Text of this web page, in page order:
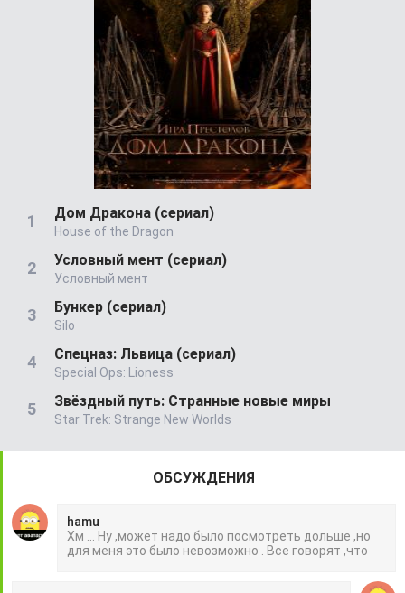
Дом Дракона (сериал)
House of the Dragon
Условный мент (сериал)
Условный мент
Бункер (сериал)
Silo
Спецназ: Львица (сериал)
Special Ops: Lioness
Звёздный путь: Странные новые миры
Star Trek: Strange New Worlds
ОБСУЖДЕНИЯ
hamu
Хм ... Ну ,может надо было посмотреть дольше ,но
для меня это было невозможно . Все говорят ,что